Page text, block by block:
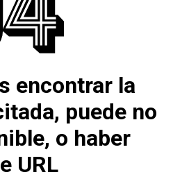
encontrar la
puede no
o haber
URL